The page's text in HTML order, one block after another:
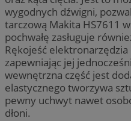
wygodnych dźwigni,
tarczową Makita HS7611
pochwałę zasługuje
Rękojeść elektronarzędzia
zapewniając jej
wewnętrzna część jest
elastycznego tworzywa
pewny uchwyt nawet
dłoni.